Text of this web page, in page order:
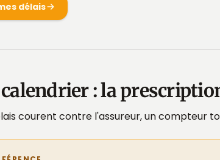
délais
: la
courent contre l'assureur, un compteur